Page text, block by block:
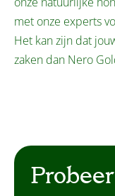
met onze experts
Het kan zijn dat
zaken dan Nero